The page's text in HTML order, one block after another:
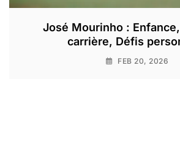
José Mourinho :
carrière, Défis
FEB 20, 2026